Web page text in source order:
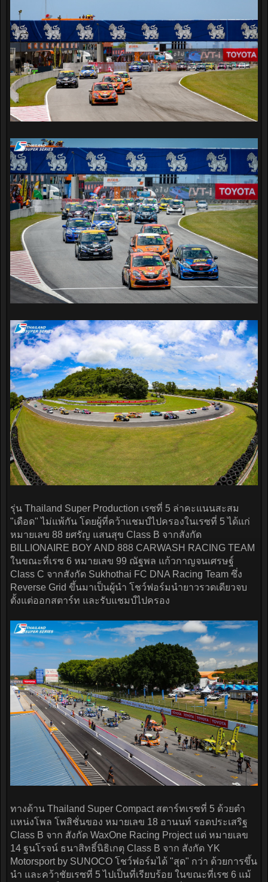
รุ่น Thailand Super Production เรซที่ 5 ล่าคะแนนสะสม
"เดือด" ไม่แพ้กัน โดยผู้ที่คว้าแชมป์ไปครองในเรซที่ 5 ได้แก่
หมายเลข 88 ยศรัญ แสนสุข Class B จากสังกัด
BILLIONAIRE BOY AND 888 CARWASH RACING TEAM
ในขณะที่เรซ 6 หมายเลข 99 ณัฐพล แก้วกาญจนเศรษฐ์
Class C จากสังกัด Sukhothai FC DNA Racing Team ซึ่ง
Reverse Grid ขึ้นมาเป็นผู้นำ โชว์ฟอร์มนำยาวรวดเดียวจบ
ตั้งแต่ออกสตาร์ท และรับแชมป์ไปครอง
ทางด้าน Thailand Super Compact สตาร์ทเรซที่ 5 ด้วยตำ
แหน่งโพล โพสิชั่นของ หมายเลข 18 อานนท์ รอดประเสริฐ
Class B จาก สังกัด WaxOne Racing Project แต่ หมายเลข
14 ฐนโรจน์ ธนาสิทธิ์นิธิเกตุ Class B จาก สังกัด YK
Motorsport by SUNOCO โชว์ฟอร์มได้ "สุด" กว่า ด้วยการขึ้น
นำ และคว้าชัยเรซที่ 5 ไปเป็นที่เรียบร้อย ในขณะที่เรซ 6 แม้